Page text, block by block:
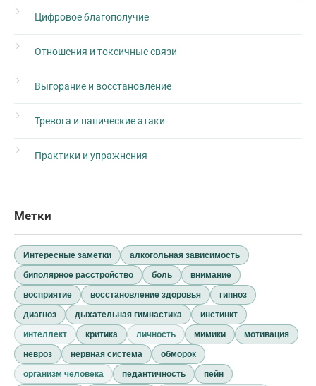
Цифровое благополучие
Отношения и токсичные связи
Выгорание и восстановление
Тревога и панические атаки
Практики и упражнения
Метки
Интересные заметки
алкогольная зависимость
биполярное расстройство
боль
внимание
восприятие
восстановление здоровья
гипноз
диагноз
дыхательная гимнастика
инстинкт
интеллект
критика личность мимики
мотивация
невроз
нервная система
обморок
организм человека
педантичность
пейн